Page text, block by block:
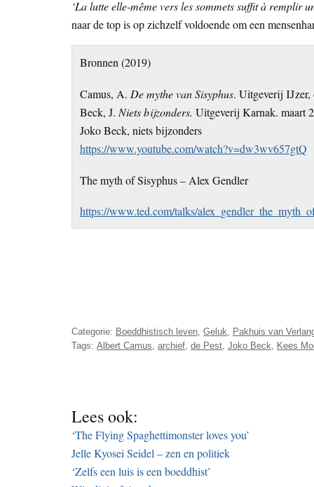
‘La lutte elle-même vers les sommets suffit à remplir
naar de top is op zichzelf voldoende om een
Bronnen (2019)
Camus, A. De mythe van Sisyphus. Uitgeverij IJzer,
Beck, J. Niets bijzonders. Uitgeverij Karnak. maart
Joko Beck, niets bijzonders
https://www.youtube.com/watch?v=dw3wv657gtQ
The myth of Sisyphus – Alex Gendler
https://www.ted.com/talks/
Categorie: Boeddhistisch leven, Geluk, Pakhuis van
Tags: Albert Camus, archief, de Pest, Joko Beck, Kees
Lees ook:
‘The Flying Spaghettimonster loves you’
Jelle Kyosei Seidel – zen en politiek
‘Zelfs een luis is een boeddhist’